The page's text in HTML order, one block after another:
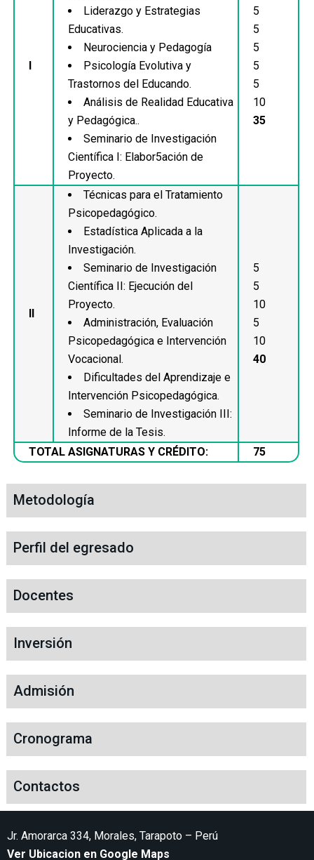
I
Liderazgo y Estrategias
Educativas.
Neurociencia y Pedagogía
Psicología Evolutiva y
Trastornos del Educando.
Análisis de Realidad Educativa
y Pedagógica..
Seminario de Investigación
Científica I: Elabor5ación de
Proyecto.
5
5
5
5
5
10
35
II
Técnicas para el Tratamiento
Psicopedagógico.
Estadística Aplicada a la
Investigación.
Seminario de Investigación
Científica II: Ejecución del
Proyecto.
Administración, Evaluación
Psicopedagógica e Intervención
Vocacional.
Dificultades del Aprendizaje e
Intervención Psicopedagógica.
Seminario de Investigación III:
Informe de la Tesis.
5
5
10
5
10
40
TOTAL ASIGNATURAS Y CRÉDITO: 75
Metodología
Perfil del egresado
Docentes
Inversión
Admisión
Cronograma
Contactos
Jr. Amorarca 334, Morales, Tarapoto – Perú
Ver Ubicacion en Google Maps